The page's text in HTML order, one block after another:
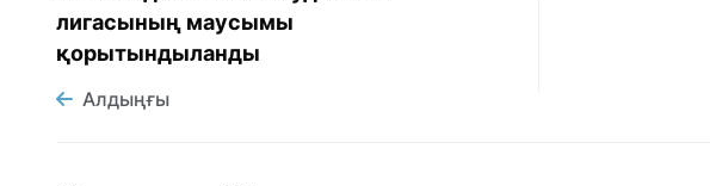
лигасының маусымы
қорытындыланды
Алдыңғы